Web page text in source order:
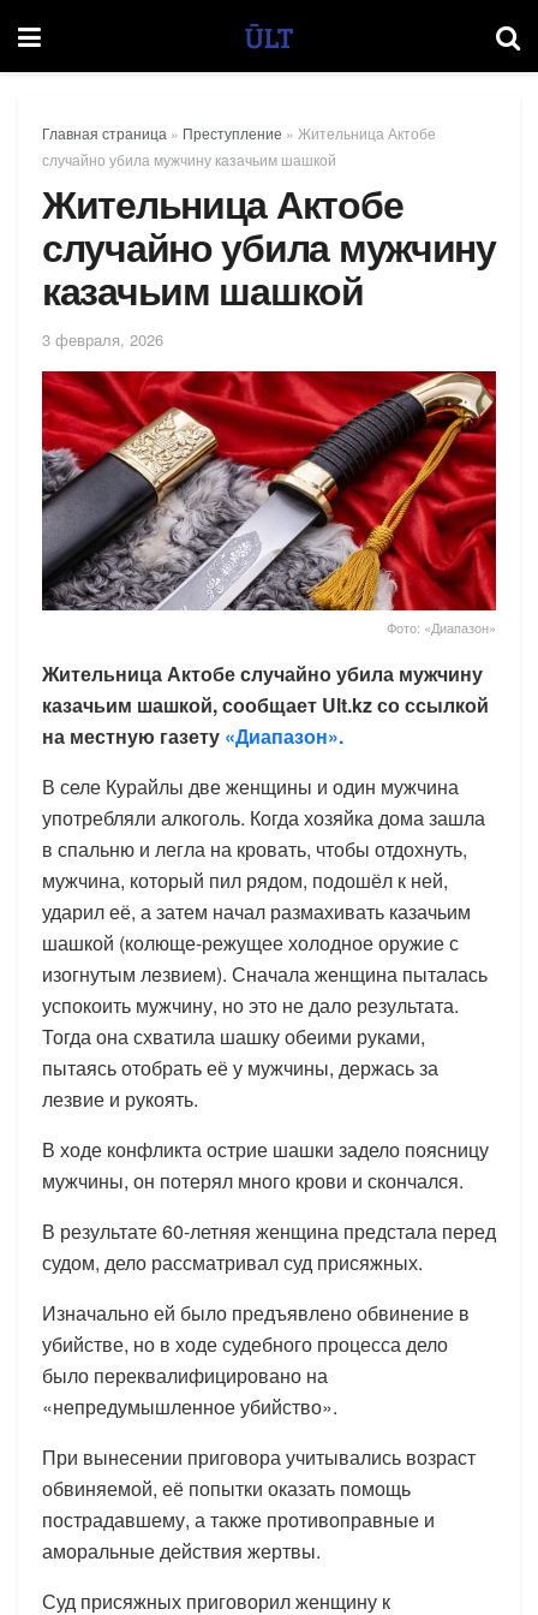
Главная страница » Преступление » Жительница Актобе
случайно убила мужчину казачьим шашкой
Жительница Актобе
случайно убила мужчину
казачьим шашкой
3 февраля, 2026
Фото: «Диапазон»
Жительница Актобе случайно убила мужчину
казачьим шашкой, сообщает Ult.kz со ссылкой
на местную газету «Диапазон».
В селе Курайлы две женщины и один мужчина
употребляли алкоголь. Когда хозяйка дома зашла
в спальню и легла на кровать, чтобы отдохнуть,
мужчина, который пил рядом, подошёл к ней,
ударил её, а затем начал размахивать казачьим
шашкой (колюще-режущее холодное оружие с
изогнутым лезвием). Сначала женщина пыталась
успокоить мужчину, но это не дало результата.
Тогда она схватила шашку обеими руками,
пытаясь отобрать её у мужчины, держась за
лезвие и рукоять.
В ходе конфликта острие шашки задело поясницу
мужчины, он потерял много крови и скончался.
В результате 60-летняя женщина предстала перед
судом, дело рассматривал суд присяжных.
Изначально ей было предъявлено обвинение в
убийстве, но в ходе судебного процесса дело
было переквалифицировано на
«непредумышленное убийство».
При вынесении приговора учитывались возраст
обвиняемой, её попытки оказать помощь
пострадавшему, а также противоправные и
аморальные действия жертвы.
Суд присяжных приговорил женщину к